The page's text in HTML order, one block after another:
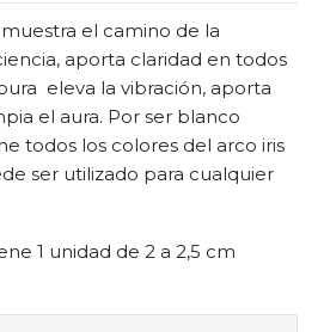
el camino de la
aporta claridad en todos
eleva la vibración, aporta
el aura. Por ser blanco
todos los colores del arco iris
ser utilizado para cualquier
1 unidad de 2 a 2,5 cm